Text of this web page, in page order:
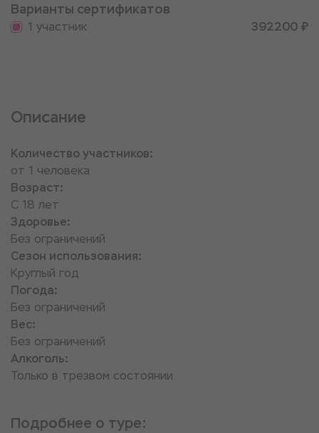
Варианты сертификатов
1 участник 392200 ₽
Описание
Количество участников:
от 1 человека
Возраст:
С 18 лет
Здоровье:
Без ограничений
Сезон использования:
Круглый год
Погода:
Без ограничений
Вес:
Без ограничений
Алкоголь:
Только в трезвом состоянии
Подробнее о туре: